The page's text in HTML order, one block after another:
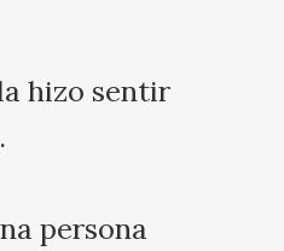
hizo sentir
persona